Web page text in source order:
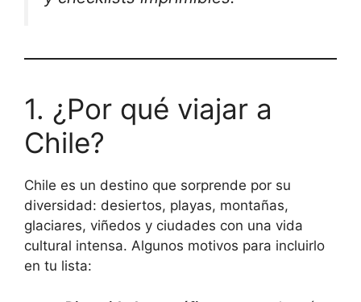
1. ¿Por qué viajar a
Chile?
Chile es un destino que sorprende por su
diversidad: desiertos, playas, montañas,
glaciares, viñedos y ciudades con una vida
cultural intensa. Algunos motivos para incluirlo
en tu lista: